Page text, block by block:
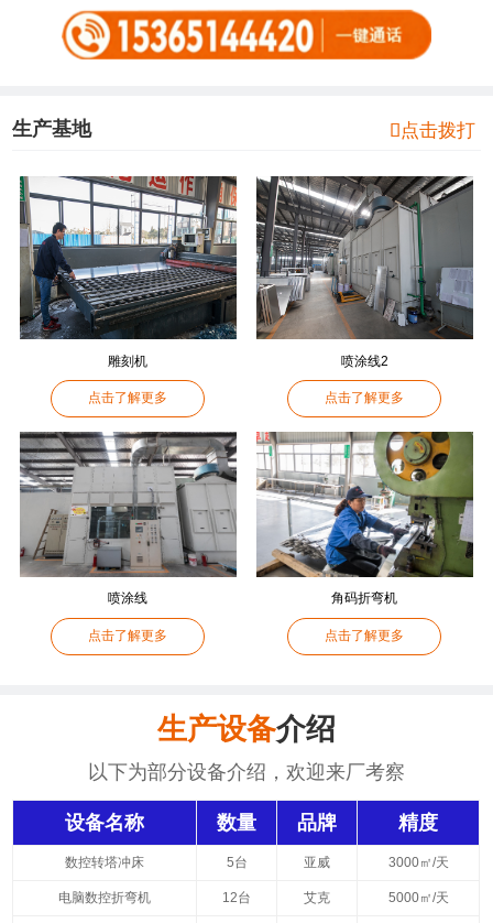
生产基地 点击拨打
雕刻机
点击了解更多
喷涂线2
点击了解更多
喷涂线
点击了解更多
角码折弯机
点击了解更多
生产设备介绍
以下为部分设备介绍，欢迎来厂考察
设备名称 数量 品牌 精度
数控转塔冲床 5台 亚威 3000㎡/天
电脑数控折弯机 12台 艾克 5000㎡/天